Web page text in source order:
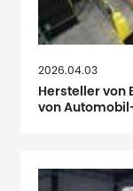
2026.04.03
Hersteller von
von